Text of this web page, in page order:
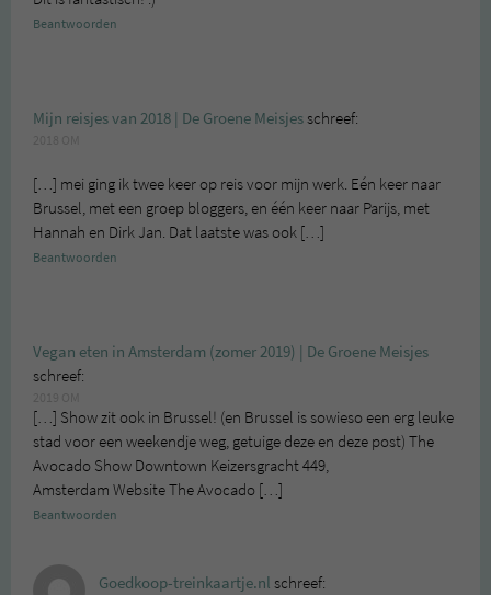
Beantwoorden
Mijn reisjes van 2018 | De Groene Meisjesschreef:
[…] mei ging ik twee keer op reis voor mijn werk. Eén keer naar
Brussel, met een groep bloggers, en één keer naar Parijs, met
Hannah en Dirk Jan. Dat laatste was ook […]
Beantwoorden
Vegan eten in Amsterdam (zomer 2019) | De Groene Meisjes
schreef:
[…] Show zit ook in Brussel! (en Brussel is sowieso een erg leuke
stad voor een weekendje weg, getuige deze en deze post) The
Avocado Show Downtown Keizersgracht 449,
Amsterdam Website The Avocado […]
Beantwoorden
Goedkoop-treinkaartje.nl schreef: